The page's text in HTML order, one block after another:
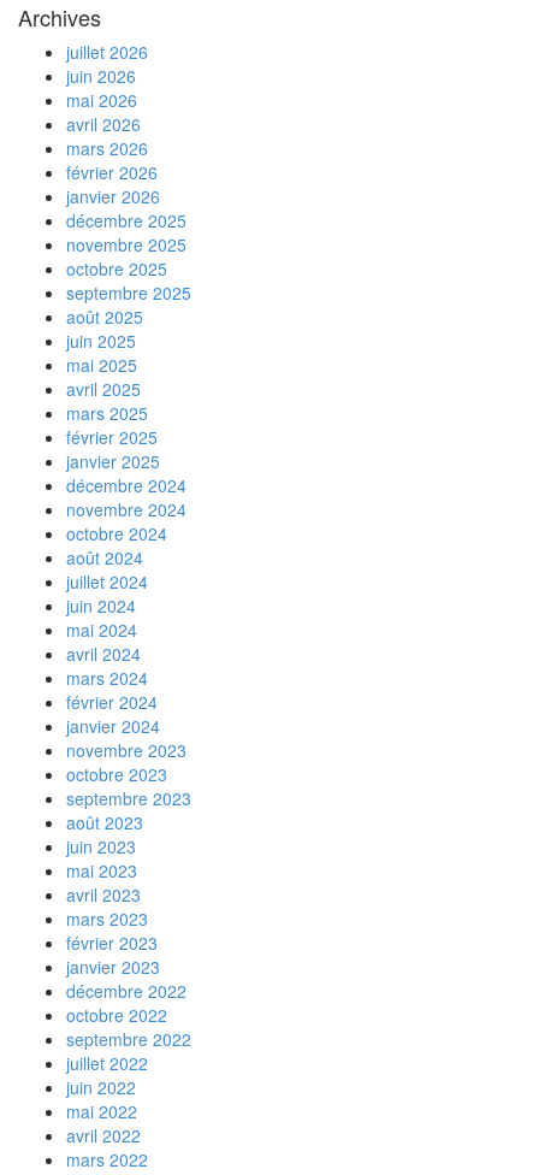
Archives
juillet 2026
juin 2026
mai 2026
avril 2026
mars 2026
février 2026
janvier 2026
décembre 2025
novembre 2025
octobre 2025
septembre 2025
août 2025
juin 2025
mai 2025
avril 2025
mars 2025
février 2025
janvier 2025
décembre 2024
novembre 2024
octobre 2024
août 2024
juillet 2024
juin 2024
mai 2024
avril 2024
mars 2024
février 2024
janvier 2024
novembre 2023
octobre 2023
septembre 2023
août 2023
juin 2023
mai 2023
avril 2023
mars 2023
février 2023
janvier 2023
décembre 2022
octobre 2022
septembre 2022
juillet 2022
juin 2022
mai 2022
avril 2022
mars 2022